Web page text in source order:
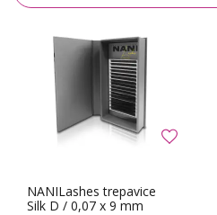
NANILashes trepavice
Silk D / 0,07 x 9 mm